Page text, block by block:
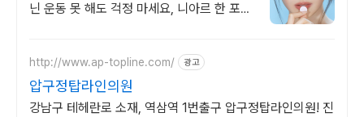
닌 운동 못 해도 걱정 마세요, 니아르 한 포로
http://www.ap-topline.com/ 광고
압구정탑라인의원
강남구 테헤란로 소재, 역삼역 1번출구 압구정탑라인의원! 진